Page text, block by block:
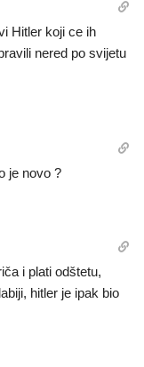
Hitler koji ce ih
nered po svijetu
je novo ?
i plati odštetu,
hitler je ipak bio